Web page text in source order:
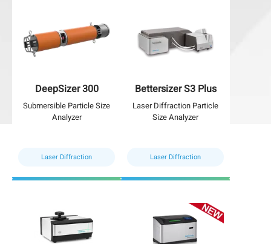
DeepSizer 300
Submersible Particle Size
Analyzer
Laser Diffraction
Bettersizer S3 Plus
Laser Diffraction Particle
Size Analyzer
Laser Diffraction